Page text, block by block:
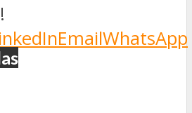
EmailWhatsApp